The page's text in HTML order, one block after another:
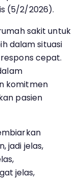
(5/2/2026).
sakit untuk
dalam situasi
cepat.
komitmen
pasien
jadi jelas,
jelas,